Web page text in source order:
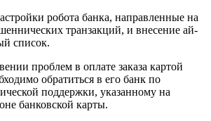
робота банка, направленные на
транзакций, и внесение ай-
список.
проблем в оплате заказа картой
обратиться в его банк по
поддержки, указанному на
банковской карты.